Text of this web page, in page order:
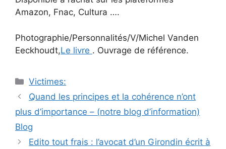
Amazon, Fnac, Cultura ….
Photographie/Personnalités/V/Michel Vanden
Eeckhoudt,Le livre . Ouvrage de référence.
Catégories
Victimes:
Navigation
des
articles
Quand les principes et la cohérence n’ont
plus d’importance – (notre blog d’information)
Blog
Edito tout frais : l’avocat d’un Girondin écrit à